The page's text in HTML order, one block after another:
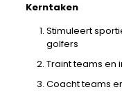
Kerntaken
Stimuleert
golfers
Traint teams en
Coacht teams